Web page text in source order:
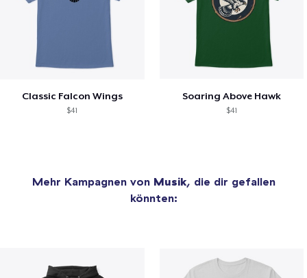
Classic Falcon Wings
$41
Soaring Above Hawk
$41
Mehr Kampagnen von Musik, die dir gefallen
könnten: